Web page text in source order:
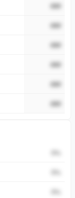
###
###
###
###
###
###
0%
0%
0%